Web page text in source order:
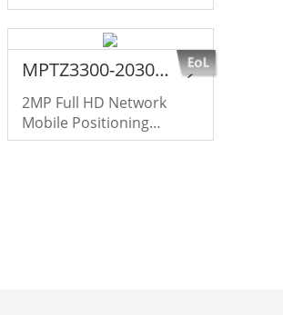
MPTZ3300-2030URA-NT
2MP Full HD Network
Mobile Positioning
System